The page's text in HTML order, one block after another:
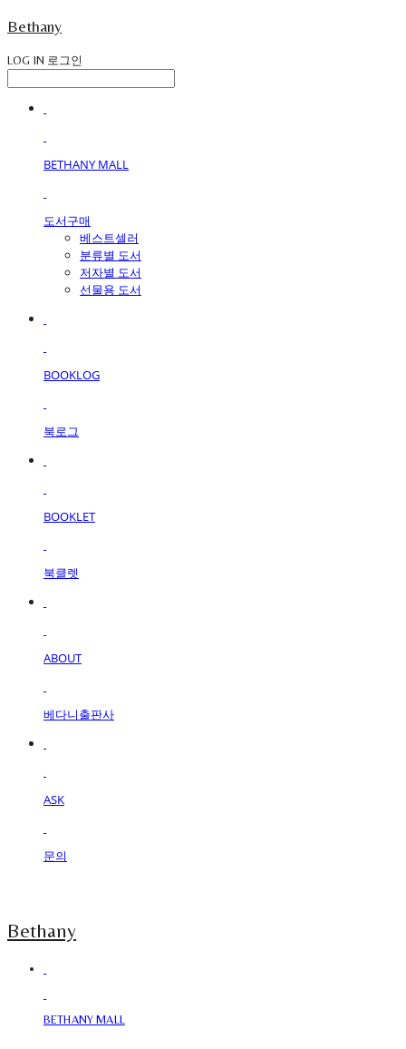
Bethany
LOG IN 로그인
BETHANY MALL
도서구매
베스트셀러
분류별 도서
저자별 도서
선물용 도서
BOOKLOG
북로그
BOOKLET
북클렛
ABOUT
베다니출판사
ASK
문의
Bethany
BETHANY MALL